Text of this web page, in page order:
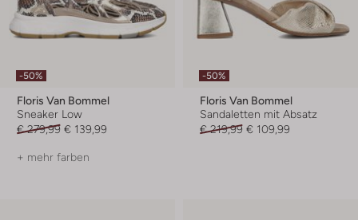
-50%
Floris Van Bommel
Sneaker Low
€ 279,99 € 139,99
+ mehr farben
-50%
Floris Van Bommel
Sandaletten mit Absatz
€ 219,99 € 109,99